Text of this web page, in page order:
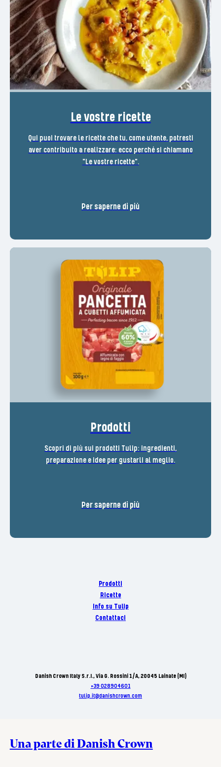
Le vostre ricette
Qui puoi trovare le ricette che tu, come utente, potresti
aver contribuito a realizzare: ecco perché si chiamano
"Le vostre ricette".
Per saperne di più
Prodotti
Scopri di più sui prodotti Tulip: ingredienti,
preparazione e idee per gustarli al meglio.
Per saperne di più
Prodotti
Ricette
Info su Tulip
Contattaci
Danish Crown Italy S.r.I., Via G. Rossini 1/A, 20045 Lainate (MI)
+39 028904601
tulip.it@danishcrown.com
Una parte di Danish Crown